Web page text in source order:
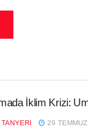
İklim Krizi:
29